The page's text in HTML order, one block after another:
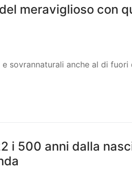
meraviglioso con
sovrannaturali anche al di
i 500 anni dalla